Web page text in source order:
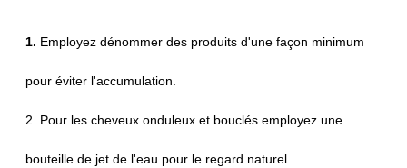
1. Employez dénommer des produits d'une façon minimum
pour éviter l'accumulation.
2. Pour les cheveux onduleux et bouclés employez une
bouteille de jet de l'eau pour le regard naturel.